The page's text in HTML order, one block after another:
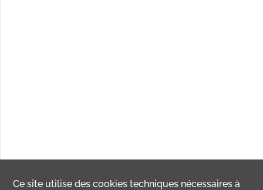
Ce site utilise descookies techniques nécessaires à